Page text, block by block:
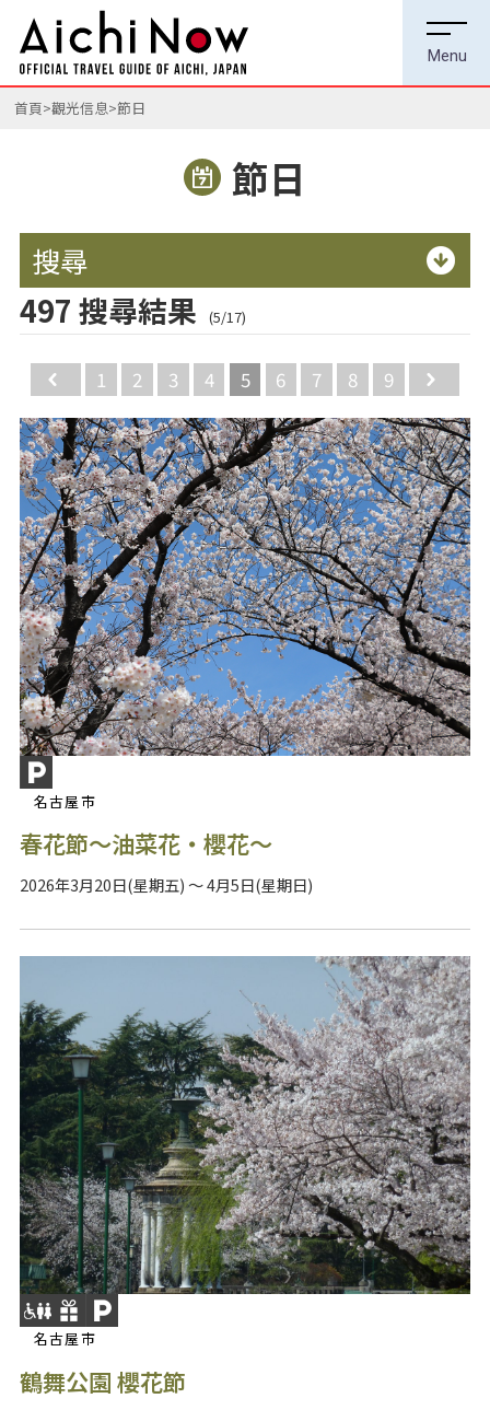
首頁 觀光信息 節日
節日
搜尋
497 搜尋結果 (5/17)
Back
1 2 3 4 5 6 7 8 9
名古屋市
春花節～油菜花・櫻花～
2026年3月20日(星期五) ～ 4月5日(星期日)
名古屋市
鶴舞公園 櫻花節